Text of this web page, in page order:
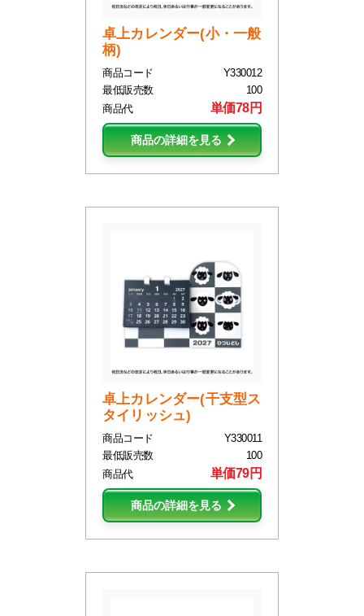
卓上カレンダー(小・一般
柄)
商品コード
Y330012
最低販売数
100
商品代
単価78円
商品の詳細を見る
卓上カレンダー(干支型ス
タイリッシュ)
商品コード
Y330011
最低販売数
100
商品代
単価79円
商品の詳細を見る